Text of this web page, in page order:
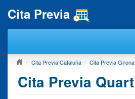
Cita Previa
Cita Previa Cataluña Cita Previa Girona
Cita Previa Quart